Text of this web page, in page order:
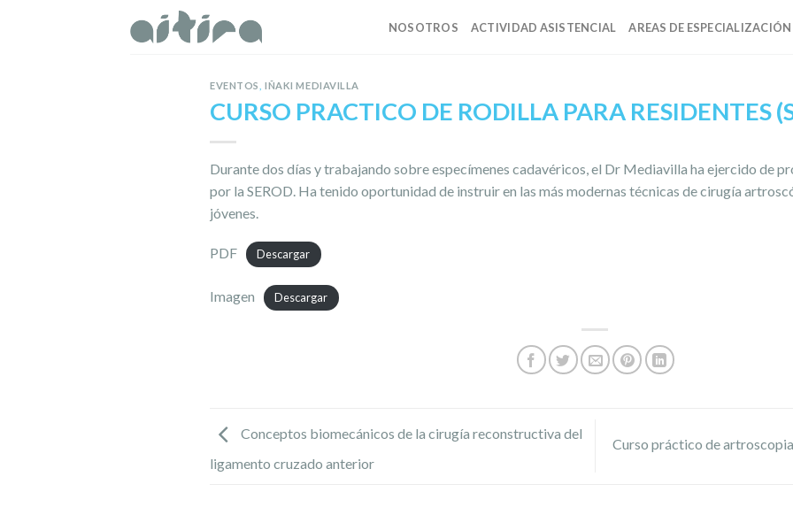
NOSOTROS ACTIVIDAD ASISTENCIAL AREAS DE ESPECIALIZACIÓN
EVENTOS ,IÑAKI MEDIAVILLA
CURSO PRACTICO DE RODILLA PARA RESIDENTES
Durante dos dí­as y trabajando sobre especí­menes cadavéricos, el Dr Mediavilla ha ejercido de
por la SEROD. Ha tenido oportunidad de instruir en las más modernas técnicas de cirugí­a
jóvenes.
PDF Descargar
Imagen Descargar
Conceptos biomecánicos de la cirugía reconstructiva del
ligamento cruzado anterior
Curso práctico de